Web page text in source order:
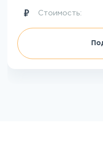
Стоимость: